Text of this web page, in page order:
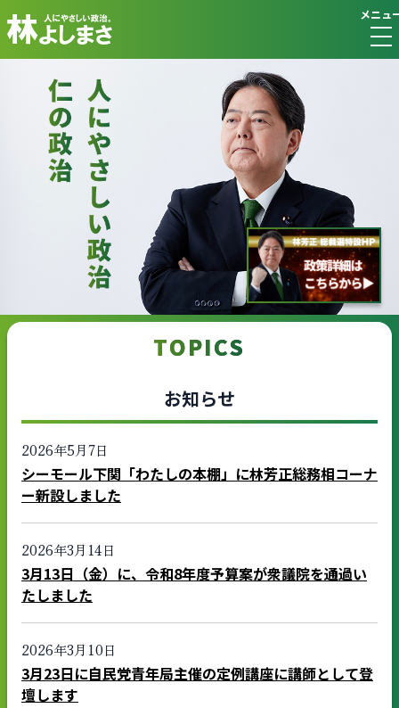
メニュ
TOPICS
お知らせ
2026年5月7日
シーモール下関「わたしの本棚」に林芳正総務相コーナ
ー新設しました
2026年3月14日
3月13日（金）に、令和8年度予算案が衆議院を通過い
たしました
2026年3月10日
3月23日に自民党青年局主催の定例講座に講師として登
壇します